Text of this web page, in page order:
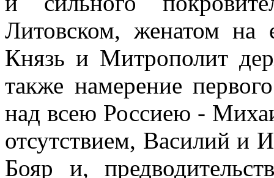
Литовском, женатом на
Князь и Митрополит
также намерение
над всею Россиею -
отсутствием, Василий и
Бояр и,